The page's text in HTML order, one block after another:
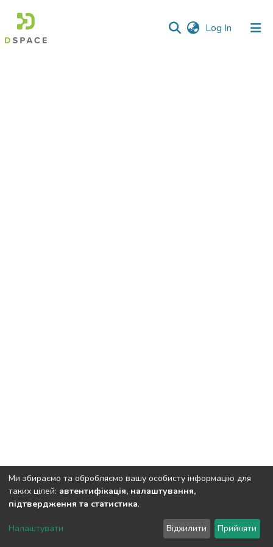
Log In (current)
DSpace software copyright © 2002-2026 LYRASIS
Send Feedback
Ми збираємо та обробляємо вашу особисту інформацію для
таких цілей: автентифікація, налаштування,
підтвердження та статистика.
Налаштувати Відхилити Прийняти